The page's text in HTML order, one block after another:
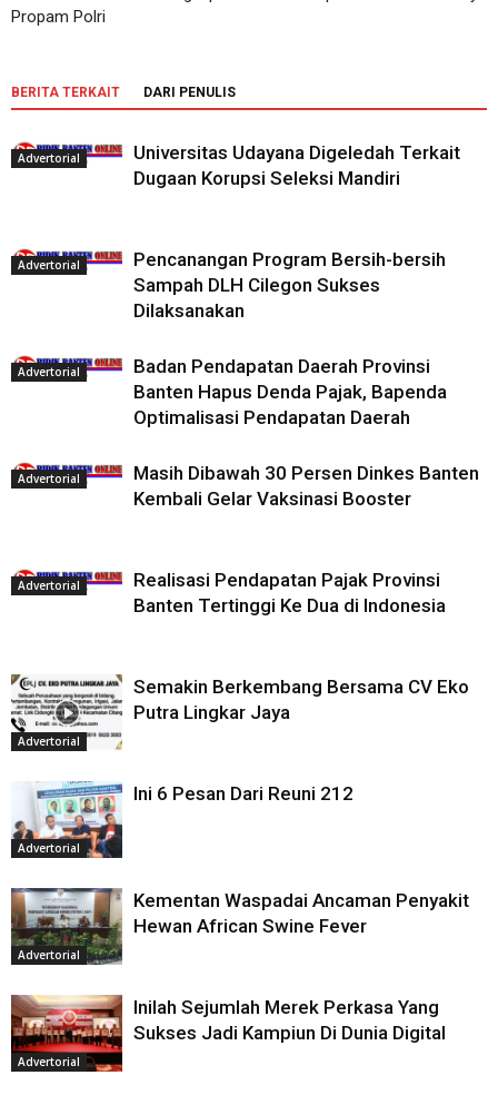
Propam Polri
BERITA TERKAIT DARI PENULIS
Advertorial
Universitas Udayana Digeledah Terkait
Dugaan Korupsi Seleksi Mandiri
Advertorial
Pencanangan Program Bersih-bersih
Sampah DLH Cilegon Sukses
Dilaksanakan
Advertorial
Badan Pendapatan Daerah Provinsi
Banten Hapus Denda Pajak, Bapenda
Optimalisasi Pendapatan Daerah
Advertorial
Masih Dibawah 30 Persen Dinkes Banten
Kembali Gelar Vaksinasi Booster
Advertorial
Realisasi Pendapatan Pajak Provinsi
Banten Tertinggi Ke Dua di Indonesia
Advertorial
Semakin Berkembang Bersama CV Eko
Putra Lingkar Jaya
Advertorial
Ini 6 Pesan Dari Reuni 212
Advertorial
Kementan Waspadai Ancaman Penyakit
Hewan African Swine Fever
Advertorial
Inilah Sejumlah Merek Perkasa Yang
Sukses Jadi Kampiun Di Dunia Digital